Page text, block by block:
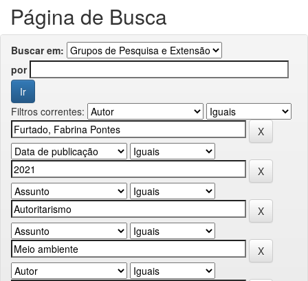
Página de Busca
Buscar em:
por
Filtros correntes: